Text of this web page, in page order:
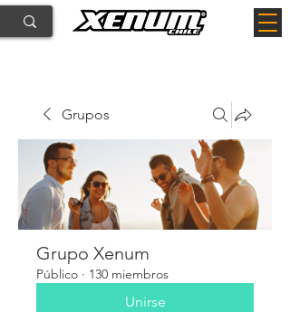
Grupos
Grupo Xenum
Público · 130 miembros
Unirse